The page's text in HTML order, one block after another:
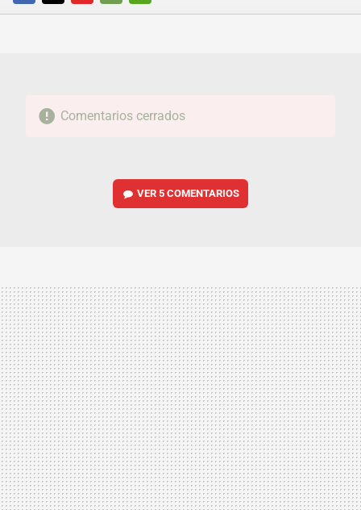
FACEBOOKTWITTERFLIPBOARD
E-
WHATSAPP
Comentarios cerrados
VER5 COMENTARIOS